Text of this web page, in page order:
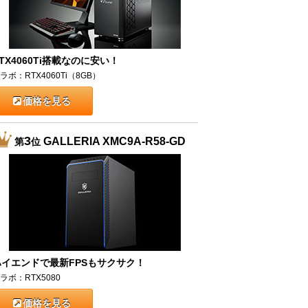
搭載なのに安い！
ボ：RTX4060Ti（8GB）
価格を見る
第3位GALLERIA XMC9A-R58-GD
エンドで最新FPSもサクサク！
ボ：RTX5080
価格を見る